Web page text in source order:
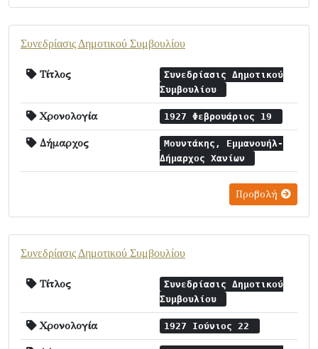
Συνεδρίασις Δημοτικού Συμβουλίου
Τίτλος
Συνεδρίασις Δημοτικού
Συμβουλίου
Χρονολογία 1927 Φεβρουάριος 19
Δήμαρχος
Μουντάκης, Εμμανουήλ-
Δήμαρχος Χανίων
Προβολή
Συνεδρίασις Δημοτικού Συμβουλίου
Τίτλος
Συνεδρίασις Δημοτικού
Συμβουλίου
Χρονολογία 1927 Ιούνιος 22